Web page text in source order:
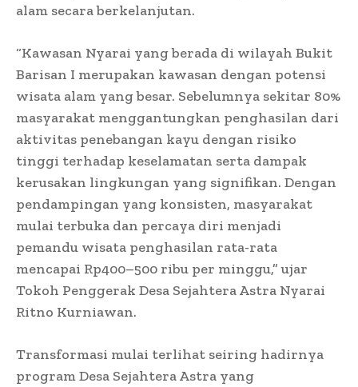
alam secara berkelanjutan.
“Kawasan Nyarai yang berada di wilayah Bukit
Barisan I merupakan kawasan dengan potensi
wisata alam yang besar. Sebelumnya sekitar 80%
masyarakat menggantungkan penghasilan dari
aktivitas penebangan kayu dengan risiko
tinggi terhadap keselamatan serta dampak
kerusakan lingkungan yang signifikan. Dengan
pendampingan yang konsisten, masyarakat
mulai terbuka dan percaya diri menjadi
pemandu wisata penghasilan rata-rata
mencapai Rp400–500 ribu per minggu,” ujar
Tokoh Penggerak Desa Sejahtera Astra Nyarai
Ritno Kurniawan.
Transformasi mulai terlihat seiring hadirnya
program Desa Sejahtera Astra yang